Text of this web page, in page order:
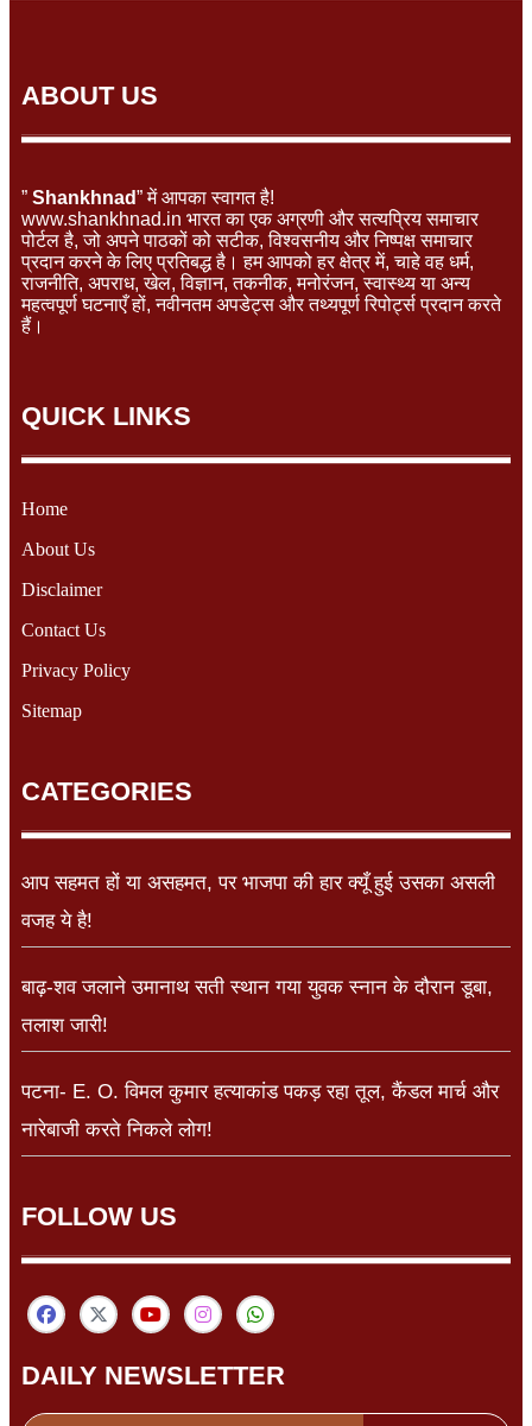
ABOUT US
” Shankhnad” में आपका स्वागत है!
www.shankhnad.in भारत का एक अग्रणी और सत्यप्रिय समाचार
पोर्टल है, जो अपने पाठकों को सटीक, विश्वसनीय और निष्पक्ष समाचार
प्रदान करने के लिए प्रतिबद्ध है। हम आपको हर क्षेत्र में, चाहे वह धर्म,
राजनीति, अपराध, खेल, विज्ञान, तकनीक, मनोरंजन, स्वास्थ्य या अन्य
महत्वपूर्ण घटनाएँ हों, नवीनतम अपडेट्स और तथ्यपूर्ण रिपोर्ट्स प्रदान करते
हैं।
QUICK LINKS
Home
About Us
Disclaimer
Contact Us
Privacy Policy
Sitemap
CATEGORIES
आप सहमत हों या असहमत, पर भाजपा की हार क्यूँ हुई उसका असली
वजह ये है!
बाढ़-शव जलाने उमानाथ सती स्थान गया युवक स्नान के दौरान डूबा,
तलाश जारी!
पटना- E. O. विमल कुमार हत्याकांड पकड़ रहा तूल, कैंडल मार्च और
नारेबाजी करते निकले लोग!
FOLLOW US
DAILY NEWSLETTER